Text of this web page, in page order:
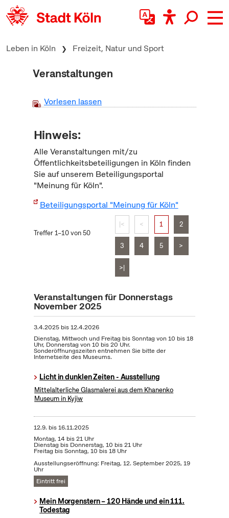
zum Inhalt springen
Leben in Köln Freizeit, Natur und Sport
Veranstaltungen
Vorlesen lassen
Hinweis:
Alle Veranstaltungen mit/zu
Öffentlichkeitsbeteiligungen in Köln finden
Sie auf unserem Beteiligungsportal
"Meinung für Köln".
Beteiligungsportal "Meinung für Köln"
Treffer 1–10 von 50
|< < 1 2
3 4 5 >
>|
Veranstaltungen für Donnerstags
November 2025
3.4.2025bis12.4.2026
Dienstag, Mittwoch und Freitag bis Sonntag von 10 bis 18
Uhr, Donnerstag von 10 bis 20 Uhr.
Sonderöffnungszeiten entnehmen Sie bitte der
Internetseite des Museums.
Licht in dunklen Zeiten - Ausstellung
Mittelalterliche Glasmalerei aus dem Khanenko
Museum in Kyjiw
12.9. bis16.11.2025
Montag, 14 bis 21 Uhr
Dienstag bis Donnerstag, 10 bis 21 Uhr
Freitag bis Sonntag, 10 bis 18 Uhr
Ausstellungseröffnung: Freitag, 12. September 2025, 19
Uhr
Eintritt frei
Mein Morgenstern – 120 Hände und ein 111.
Todestag